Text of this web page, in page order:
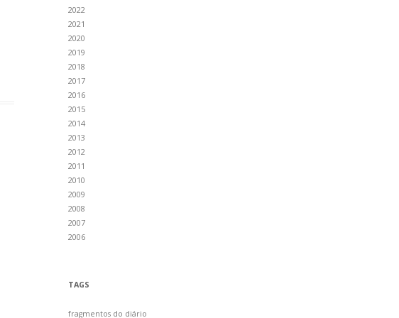
2022
2021
2020
2019
2018
2017
2016
2015
2014
2013
2012
2011
2010
2009
2008
2007
2006
TAGS
fragmentos do diário